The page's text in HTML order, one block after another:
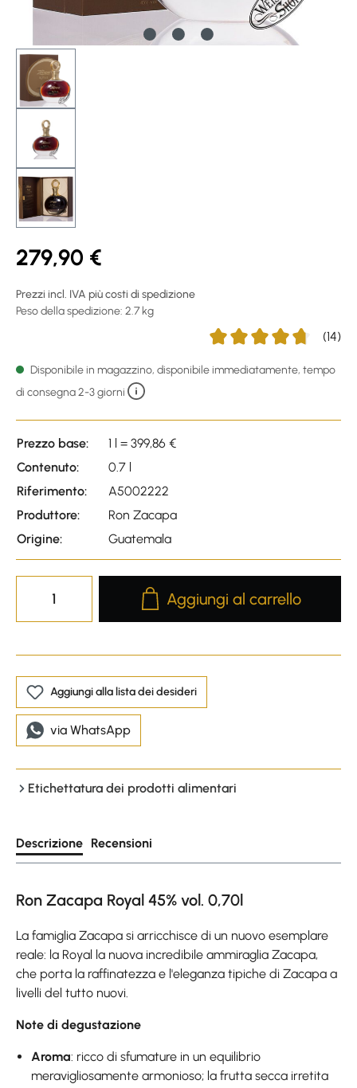
279,90 €
Prezzi incl. IVA più costi di spedizione
Peso della spedizione: 2.7 kg
(14)
Disponibile in magazzino, disponibile immediatamente, tempo
di consegna 2-3 giorni
Prezzo base:
1 l = 399,86 €
Contenuto:
0.7 l
Riferimento:
A5002222
Produttore:
Ron Zacapa
Origine:
Guatemala
Product Quantity: Enter the
Aggiungi al carrello
Aggiungi alla lista dei desideri
via WhatsApp
Etichettatura dei prodotti alimentari
Descrizione Recensioni
Ron Zacapa Royal 45% vol. 0,70l
La famiglia Zacapa si arricchisce di un nuovo esemplare
reale: la Royal la nuova incredibile ammiraglia Zacapa,
che porta la raffinatezza e l'eleganza tipiche di Zacapa a
livelli del tutto nuovi.
Note di degustazione
Aroma: ricco di sfumature in un equilibrio
meravigliosamente armonioso; la frutta secca irretita